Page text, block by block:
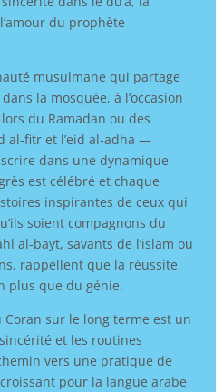
du prophète
musulmane qui partage
la mosquée, à l’occasion
du Ramadan ou des
al-fitr et l’eid al-adha —
dans une dynamique
est célébré et chaque
inspirantes de ceux qui
soient compagnons du
al-bayt, savants de l’islam ou
rappellent que la réussite
plus que du génie.
sur le long terme est un
et les routines
vers une pratique de
pour la langue arabe